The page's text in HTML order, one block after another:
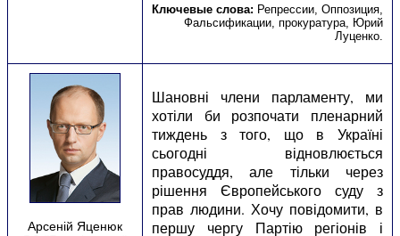
Ключевые слова: Репрессии Оппозиция
Фальсификации прокуратура Юрий
Луценко
Арсеній Яценюк
Шановні члени парламенту, ми
хотіли би розпочати пленарний
тиждень з того, що в Україні
сьогодні відновлюється
правосуддя, але тільки через
рішення Європейського суду з
прав людини. Хочу повідомити, в
першу чергу Партію регіонів і